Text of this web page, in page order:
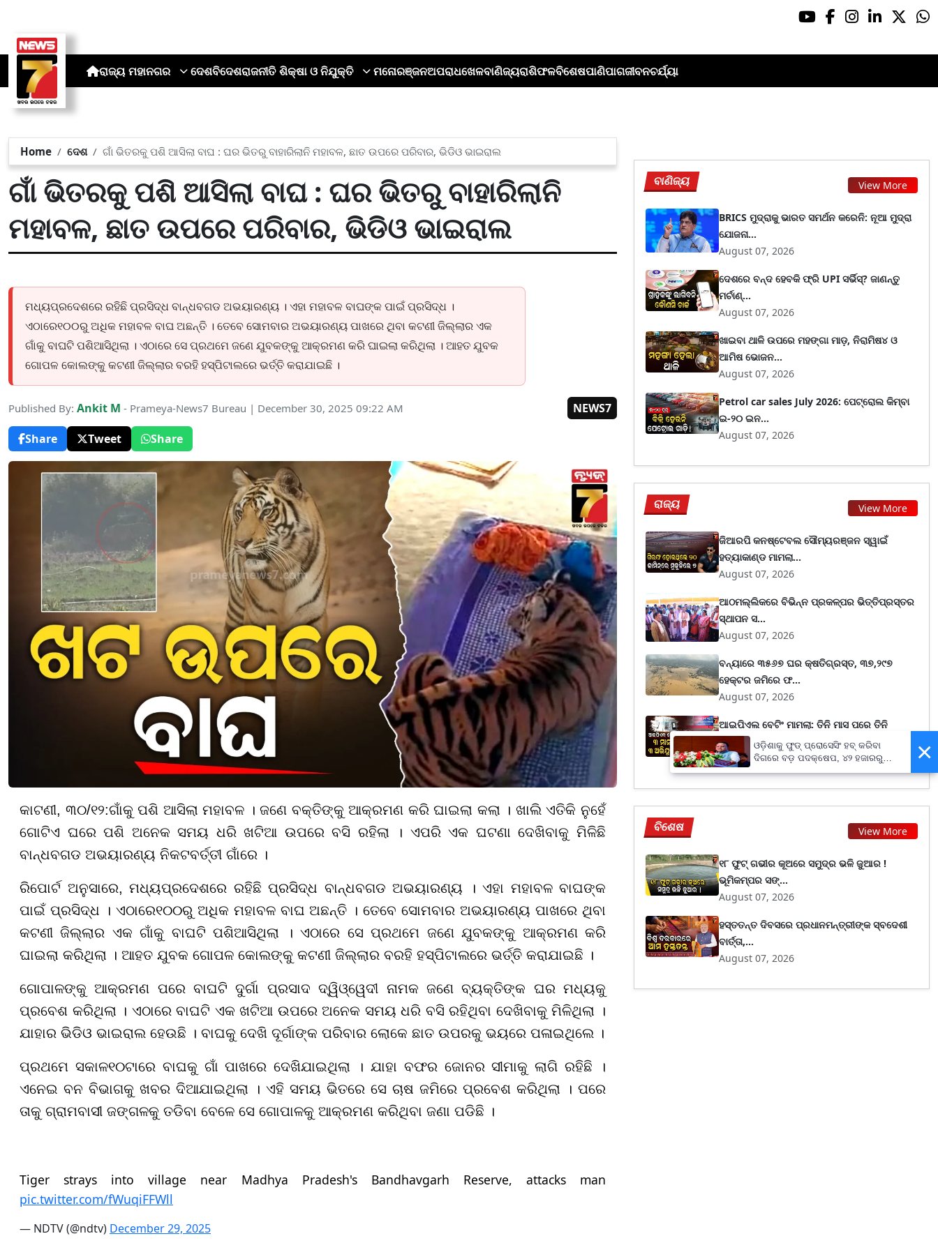
ରାଜ୍ୟ ମହାନଗର ଦେଶବିଦେଶରାଜନୀତି ଶିକ୍ଷା ଓ ନିଯୁକ୍ତି ମନୋରଞ୍ଜନଅପରାଧଖେଳବାଣିଜ୍ୟରାଶିଫଳବିଶେଷପାଣିପାଗଜୀବନଚର୍ଯ୍ୟା
Home ଦେଶ ଗାଁ ଭିତରକୁ ପଶି ଆସିଲା ବାଘ : ଘର ଭିତରୁ ବାହାରିଲାନି ମହାବଳ, ଛାତ ଉପରେ ପରିବାର, ଭିଡିଓ ଭାଇରାଲ
ଗାଁ ଭିତରକୁ ପଶି ଆସିଲା ବାଘ : ଘର ଭିତରୁ ବାହାରିଲାନି
ମହାବଳ, ଛାତ ଉପରେ ପରିବାର, ଭିଡିଓ ଭାଇରାଲ
ମଧ୍ୟପ୍ରଦେଶରେ ରହିଛି ପ୍ରସିଦ୍ଧ ବାନ୍ଧବଗଡ ଅଭୟାରଣ୍ୟ । ଏହା ମହାବଳ ବାଘଙ୍କ ପାଇଁ ପ୍ରସିଦ୍ଧ ।
ଏଠାରେ୧୦୦ରୁ ଅଧିକ ମହାବଳ ବାଘ ଅଛନ୍ତି । ତେବେ ସୋମବାର ଅଭୟାରଣ୍ୟ ପାଖରେ ଥିବା କଟଣୀ ଜିଲ୍ଲାର ଏକ
ଗାଁକୁ ବାଘଟି ପଶିଆସିଥିଲା । ଏଠାରେ ସେ ପ୍ରଥମେ ଜଣେ ଯୁବକଙ୍କୁ ଆକ୍ରମଣ କରି ଘାଇଲା କରିଥିଲା । ଆହତ ଯୁବକ
ଗୋପଳ କୋଲଙ୍କୁ କଟଣୀ ଜିଲ୍ଲାର ବରହି ହସ୍ପିଟାଲରେ ଭର୍ତ୍ତି କରାଯାଇଛି ।
Published By: Ankit M - Prameya-News7 Bureau | December 30, 2025 09:22 AM
NEWS7
Share
Tweet Share
କାଟଣୀ, ୩୦/୧୨:ଗାଁକୁ ପଶି ଆସିଲା ମହାବଳ । ଜଣେ ବକ୍ତିଙ୍କୁ ଆକ୍ରମଣ କରି ଘାଇଲା କଲା । ଖାଲି ଏତିକି ନୁହେଁ
ଗୋଟିଏ ଘରେ ପଶି ଅନେକ ସମୟ ଧରି ଖଟିଆ ଉପରେ ବସି ରହିଲା । ଏପରି ଏକ ଘଟଣା ଦେଖିବାକୁ ମିଳିଛି
ବାନ୍ଧବଗଡ ଅଭୟାରଣ୍ୟ ନିକଟବର୍ତ୍ତୀ ଗାଁରେ ।
ରିପୋର୍ଟ ଅନୁସାରେ, ମଧ୍ୟପ୍ରଦେଶରେ ରହିଛି ପ୍ରସିଦ୍ଧ ବାନ୍ଧବଗଡ ଅଭୟାରଣ୍ୟ । ଏହା ମହାବଳ ବାଘଙ୍କ
ପାଇଁ ପ୍ରସିଦ୍ଧ । ଏଠାରେ୧୦୦ରୁ ଅଧିକ ମହାବଳ ବାଘ ଅଛନ୍ତି । ତେବେ ସୋମବାର ଅଭୟାରଣ୍ୟ ପାଖରେ ଥିବା
କଟଣୀ ଜିଲ୍ଲାର ଏକ ଗାଁକୁ ବାଘଟି ପଶିଆସିଥିଲା । ଏଠାରେ ସେ ପ୍ରଥମେ ଜଣେ ଯୁବକଙ୍କୁ ଆକ୍ରମଣ କରି
ଘାଇଲା କରିଥିଲା । ଆହତ ଯୁବକ ଗୋପଳ କୋଲଙ୍କୁ କଟଣୀ ଜିଲ୍ଲାର ବରହି ହସ୍ପିଟାଲରେ ଭର୍ତ୍ତି କରାଯାଇଛି ।
ଗୋପାଳଙ୍କୁ ଆକ୍ରମଣ ପରେ ବାଘଟି ଦୁର୍ଗା ପ୍ରସାଦ ଦ୍ୱିଓ୍ୱେଦୀ ନାମକ ଜଣେ ବ୍ୟକ୍ତିଙ୍କ ଘର ମଧ୍ୟକୁ
ପ୍ରବେଶ କରିଥିଲା । ଏଠାରେ ବାଘଟି ଏକ ଖଟିଆ ଉପରେ ଅନେକ ସମୟ ଧରି ବସି ରହିଥିବା ଦେଖିବାକୁ ମିଳିଥିଲା ।
ଯାହାର ଭିଡିଓ ଭାଇରାଲ ହେଉଛି । ବାଘକୁ ଦେଖି ଦୂର୍ଗାଙ୍କ ପରିବାର ଲୋକେ ଛାତ ଉପରକୁ ଭୟରେ ପଳାଇଥିଲେ ।
ପ୍ରଥମେ ସକାଳ୧୦ଟାରେ ବାଘକୁ ଗାଁ ପାଖରେ ଦେଖିଯାଇଥିଲା । ଯାହା ବଫର ଜୋନର ସୀମାକୁ ଲାଗି ରହିଛି ।
ଏନେଇ ବନ ବିଭାଗକୁ ଖବର ଦିଆଯାଇଥିଲା । ଏହି ସମୟ ଭିତରେ ସେ ଚାଷ ଜମିରେ ପ୍ରବେଶ କରିଥିଲା । ପରେ
ତାକୁ ଗ୍ରାମବାସୀ ଜଙ୍ଗଳକୁ ତଡିବା ବେଳେ ସେ ଗୋପାଳକୁ ଆକ୍ରମଣ କରିଥିବା ଜଣା ପଡିଛି ।
Tiger strays into village near Madhya Pradesh's Bandhavgarh Reserve, attacks man
pic.twitter.com/fWuqiFFWll
— NDTV (@ndtv) December 29, 2025
ବାଣିଜ୍ୟ View More
BRICS ମୁଦ୍ରାକୁ ଭାରତ ସମର୍ଥନ କରେନି: ନୂଆ ମୁଦ୍ରା
ଯୋଜନା...
August 07, 2026
ଦେଶରେ ବନ୍ଦ ହେବକି ଫ୍ରି UPI ସର୍ଭିସ୍? ଜାଣନ୍ତୁ
ମର୍ଚାଣ୍...
August 07, 2026
ଖାଇବା ଥାଳି ଉପରେ ମହଙ୍ଗା ମାଡ଼, ନିରାମିଷ୪ ଓ
ଆମିଷ ଭୋଜନ...
August 07, 2026
Petrol car sales July 2026: ପେଟ୍ରୋଲ କିମ୍ବା
ଇ-୨୦ ଇନ...
August 07, 2026
ରାଜ୍ୟ View More
ଜିଆରପି କନଷ୍ଟେବଲ ସୌମ୍ୟରଞ୍ଜନ ସ୍ୱାଇଁ
ହତ୍ୟାକାଣ୍ଡ ମାମଲା...
August 07, 2026
ଆଠମଲ୍ଲିକରେ ବିଭିନ୍ନ ପ୍ରକଳ୍ପର ଭିତ୍ତିପ୍ରସ୍ତର
ସ୍ଥାପନ ସ...
August 07, 2026
ବନ୍ୟାରେ ୩୫୬୭ ଘର କ୍ଷତିଗ୍ରସ୍ତ, ୩୭,୨୯୭
ହେକ୍ଟର ଜମିରେ ଫ...
August 07, 2026
ଆଇପିଏଲ ବେଟିଂ ମାମଲା: ତିନି ମାସ ପରେ ତିନି
ଜଣଙ୍କୁ ଗିରଫ...
August 07, 2026
ବିଶେଷ View More
୧୮ ଫୁଟ୍ ଗଭୀର କୂଅରେ ସମୁଦ୍ର ଭଳି ଜୁଆର !
ଭୂମିକମ୍ପର ସଙ୍...
August 07, 2026
ହସ୍ତତନ୍ତ ଦିବସରେ ପ୍ରଧାନମନ୍ତ୍ରୀଙ୍କ ସ୍ବଦେଶୀ
ବାର୍ତ୍ତା,...
August 07, 2026
×
ଓଡ଼ିଶାକୁ ଫୁଡ୍ ପ୍ରୋସେସିଂ ହବ୍ କରିବା
ଦିଗରେ ବଡ଼ ପଦକ୍ଷେପ, ୪୨ ହଜାରରୁ